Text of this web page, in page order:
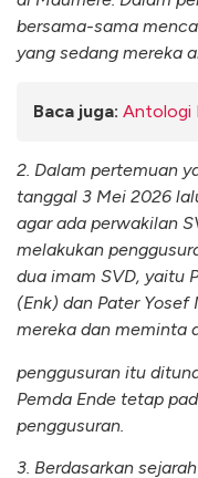
bersama-sama
yang sedang mereka
Baca juga: Antologi
2. Dalam pertemuan
tanggal 3 Mei 2026
agar ada perwakilan
melakukan
dua imam SVD, yaitu
(Enk) dan Pater
mereka dan meminta
penggusuran itu
Pemda Ende tetap
penggusuran.
3. Berdasarkan